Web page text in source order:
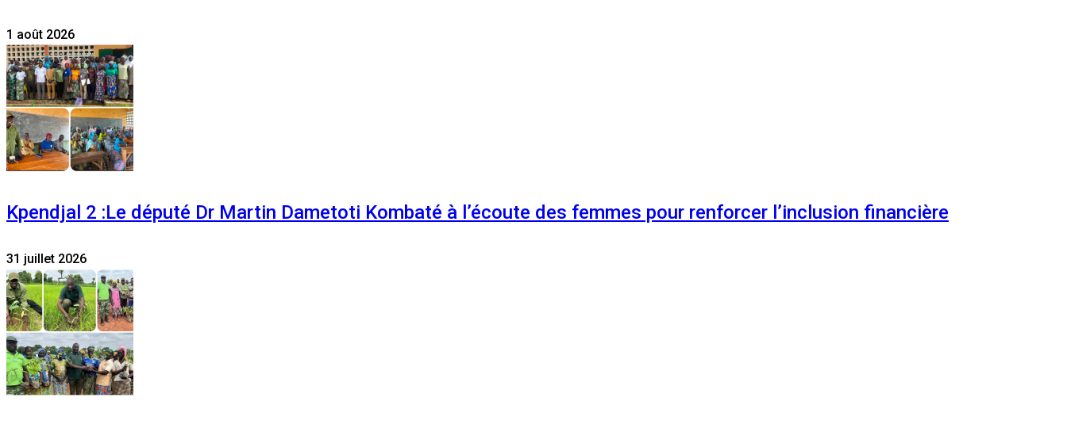
1 août 2026
Kpendjal 2 :Le député Dr Martin Dametoti Kombaté à l’écoute des femmes pour renforcer l’inclusion financière
31 juillet 2026